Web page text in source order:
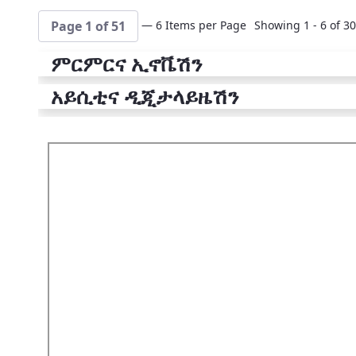
Page 1 of 51 — 6 Items per Page Showing 1 - 6 of
ምርምርና ኢኖቬሽን
አይሲቲና ዲጂታላይዜሽን